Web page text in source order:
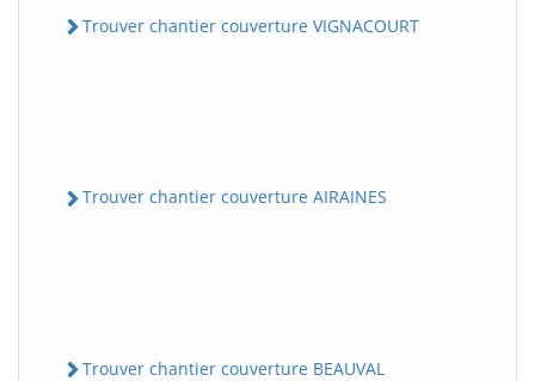
Trouver chantier couverture VIGNACOURT
Trouver chantier couverture AIRAINES
Trouver chantier couverture BEAUVAL